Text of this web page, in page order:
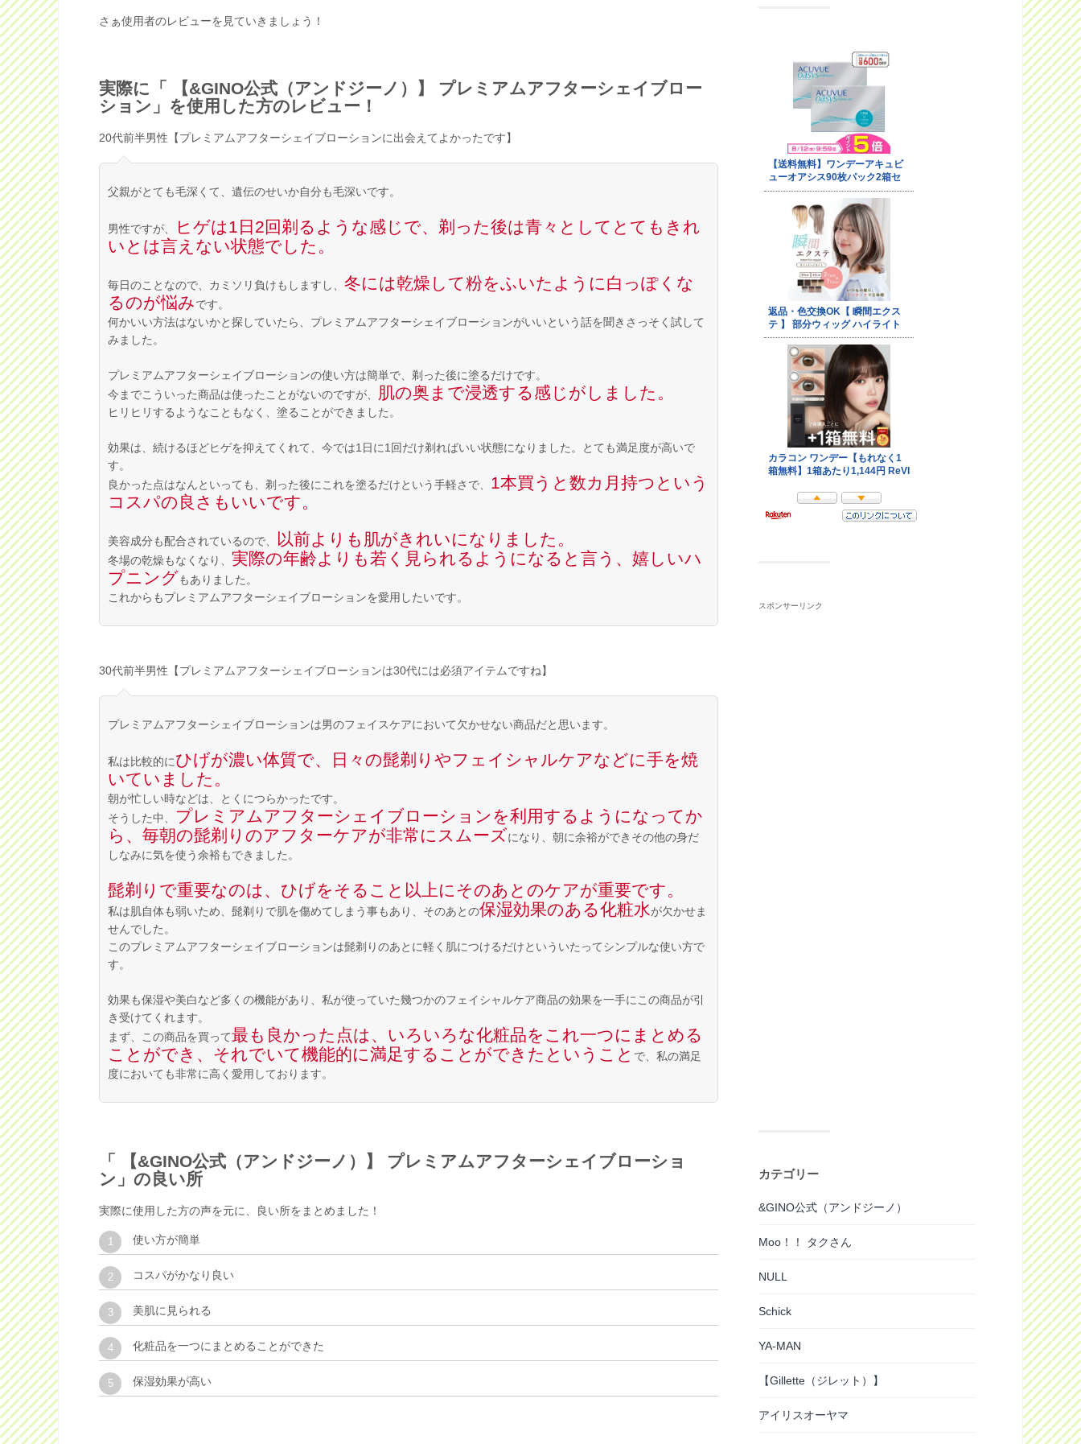
さぁ使用者のレビューを見ていきましょう！
実際に「 【&GINO公式（アンドジーノ）】 プレミアムアフターシェイブロー
ション」を使用した方のレビュー！
20代前半男性【プレミアムアフターシェイブローションに出会えてよかったです】
父親がとても毛深くて、遺伝のせいか自分も毛深いです。
男性ですが、
ヒゲは1日2回剃るような感じで、剃った後は青々としてとてもきれ
いとは言えない状態でした。
毎日のことなので、カミソリ負けもしますし、 冬には乾燥して粉をふいたように白っぽくな
るのが悩みです。
何かいい方法はないかと探していたら、プレミアムアフターシェイブローションがいいという話を聞きさっそく試して
みました。
プレミアムアフターシェイブローションの使い方は簡単で、剃った後に塗るだけです。
今までこういった商品は使ったことがないのですが、
肌の奥まで浸透する感じがしました。
ヒリヒリするようなこともなく、塗ることができました。
効果は、続けるほどヒゲを抑えてくれて、今では1日に1回だけ剃ればいい状態になりました。とても満足度が高いで
す。
良かった点はなんといっても、剃った後にこれを塗るだけという手軽さで、 1本買うと数カ月持つという
コスパの良さもいいです。
美容成分も配合されているので、 以前よりも肌がきれいになりました。
冬場の乾燥もなくなり、 実際の年齢よりも若く見られるようになると言う、嬉しいハ
プニングもありました。
これからもプレミアムアフターシェイブローションを愛用したいです。
30代前半男性【プレミアムアフターシェイブローションは30代には必須アイテムですね】
プレミアムアフターシェイブローションは男のフェイスケアにおいて欠かせない商品だと思います。
私は比較的にひげが濃い体質で、日々の髭剃りやフェイシャルケアなどに手を焼
いていました。
朝が忙しい時などは、とくにつらかったです。
そうした中、 プレミアムアフターシェイブローションを利用するようになってか
ら、毎朝の髭剃りのアフターケアが非常にスムーズになり、朝に余裕ができその他の身だ
しなみに気を使う余裕もできました。
髭剃りで重要なのは、ひげをそること以上にそのあとのケアが重要です。
私は肌自体も弱いため、髭剃りで肌を傷めてしまう事もあり、そのあとの保湿効果のある化粧水が欠かせま
せんでした。
このプレミアムアフターシェイブローションは髭剃りのあとに軽く肌につけるだけといういたってシンプルな使い方で
す。
効果も保湿や美白など多くの機能があり、私が使っていた幾つかのフェイシャルケア商品の効果を一手にこの商品が引
き受けてくれます。
まず、この商品を買って最も良かった点は、いろいろな化粧品をこれ一つにまとめる
ことができ、それでいて機能的に満足することができたということ で、私の満足
度においても非常に高く愛用しております。
「 【&GINO公式（アンドジーノ）】 プレミアムアフターシェイブローショ
ン」の良い所
実際に使用した方の声を元に、良い所をまとめました！
使い方が簡単
コスパがかなり良い
美肌に見られる
化粧品を一つにまとめることができた
保湿効果が高い
スポンサーリンク
カテゴリー
&GINO公式（アンドジーノ）
Moo！！ タクさん
NULL
Schick
YA-MAN
【Gillette（ジレット）】
アイリスオーヤマ